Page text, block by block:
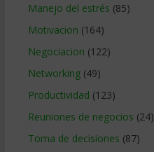
Manejo del estrés (85)
Motivacion (164)
Negociacion (122)
Networking(49)
Productividad (123)
Reuniones de negocios (24)
Toma de decisiones (87)